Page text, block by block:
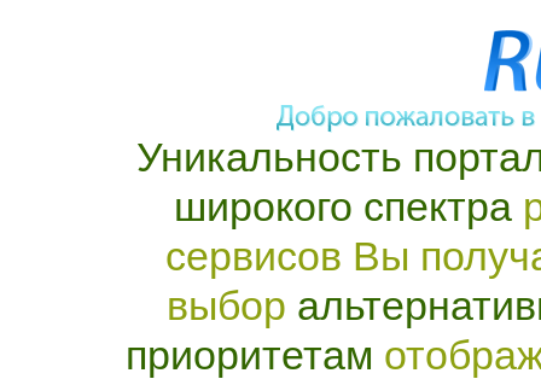
Уникальность
широкого спектра
сервисов Вы
выбор
приоритетам